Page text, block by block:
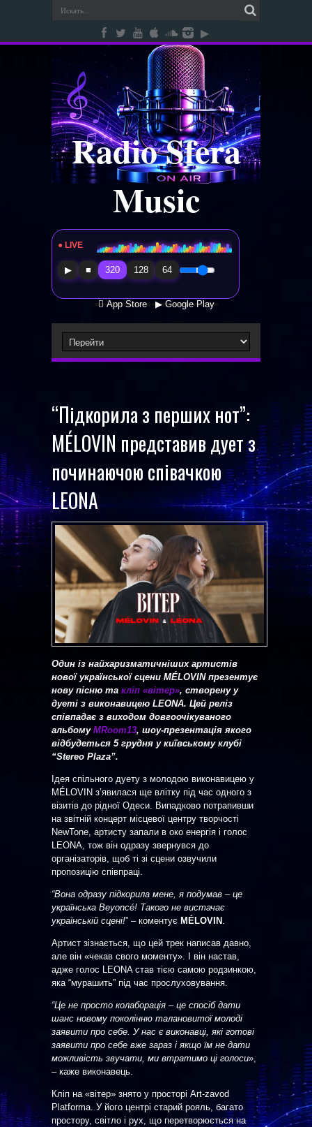
Radio Sfera
Music
● LIVE Radio Sfera Music
▶ ■ 320 128 64
 App Store ▶ Google Play
“Підкорила з перших нот”:
MÉLOVIN представив дует з
починаючою співачкою
LEONA
Один із найхаризматичніших артистів
нової української сцени MÉLOVIN презентує
нову пісню та кліп «вітер», створену у
дуеті з виконавицею LEONA. Цей реліз
співпадає з виходом довгоочікуваного
альбому MRoom13, шоу-презентація якого
відбудеться 5 грудня у київському клубі
“Stereo Plaza”.
Ідея спільного дуету з молодою виконавицею у
MÉLOVIN зʼявилася ще влітку під час одного з
візитів до рідної Одеси. Випадково потрапивши
на звітній концерт місцевої центру творчості
NewTone, артисту запали в око енергія і голос
LEONA, тож він одразу звернувся до
організаторів, щоб ті зі сцени озвучили
пропозицію співпраці.
“Вона одразу підкорила мене, я подумав – це
українська Beyoncé! Такого не вистачає
українській сцені!” – коментує MÉLOVIN
Артист зізнається, що цей трек написав давно,
але він «чекав свого моменту». І він настав,
адже голос LEONA став тією самою родзинкою,
яка “мурашить” під час прослуховування.
“Це не просто колаборація – це спосіб дати
шанс новому поколінню талановитої молоді
заявити про себе. У нас є виконавці, які готові
заявити про себе вже зараз і якщо їм не дати
можливість звучати, ми втратимо ці голоси»
– каже виконавець.
Кліп на «вітер» знято у просторі Art-zavod
Platforma. У його центрі старий рояль, багато
простору, світло і рух, що перетворюється на